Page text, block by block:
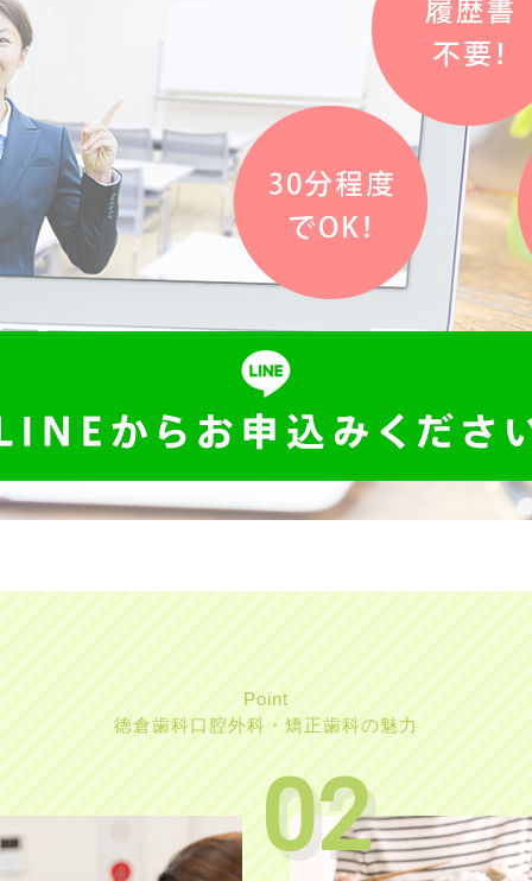
Point
徳倉歯科口腔外科・ 矯正歯科の魅力
02